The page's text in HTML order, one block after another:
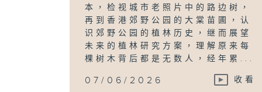
本，检视城市老照片中的路边树，
再到香港郊野公园的大棠苗圃，认
识郊野公园的植林历史，继而展望
未来的植林研究方案，理解原来每
棵树木背后都是无数人，经年累...
07/06/2026 收看